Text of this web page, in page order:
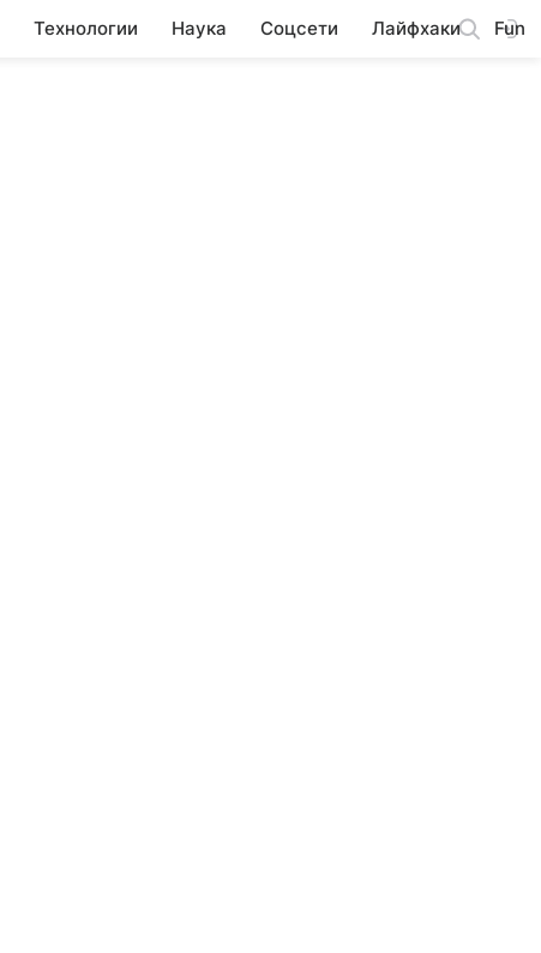
Технологии Наука Соцсети Лайфхаки Fun